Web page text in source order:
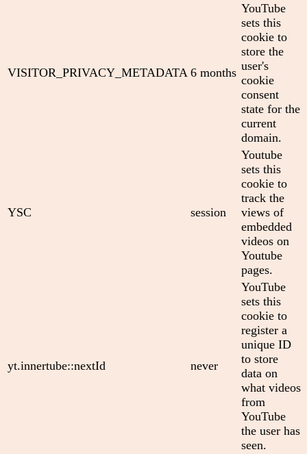
VISITOR_PRIVACY_METADATA 6 months
YouTube
sets this
cookie to
store the
user's
cookie
consent
state for the
current
domain.
YSC session
Youtube
sets this
cookie to
track the
views of
embedded
videos on
Youtube
pages.
yt.innertube::nextId never
YouTube
sets this
cookie to
register a
unique ID
to store
data on
what videos
from
YouTube
the user has
seen.